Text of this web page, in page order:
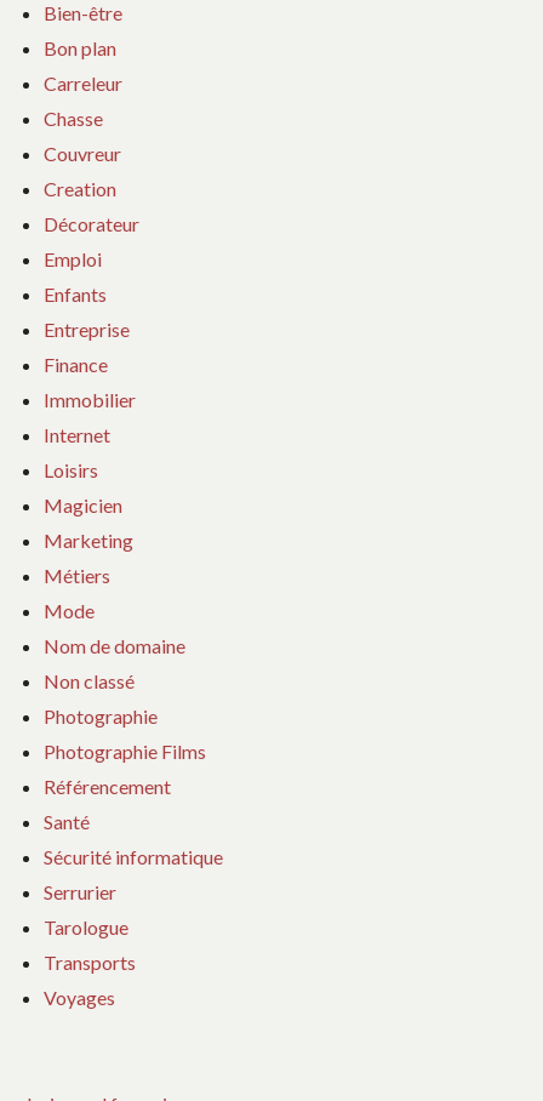
Bien-être
Bon plan
Carreleur
Chasse
Couvreur
Creation
Décorateur
Emploi
Enfants
Entreprise
Finance
Immobilier
Internet
Loisirs
Magicien
Marketing
Métiers
Mode
Nom de domaine
Non classé
Photographie
Photographie Films
Référencement
Santé
Sécurité informatique
Serrurier
Tarologue
Transports
Voyages